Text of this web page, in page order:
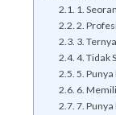
1.
2.
3.
4. Tidak
5.
6.
7.